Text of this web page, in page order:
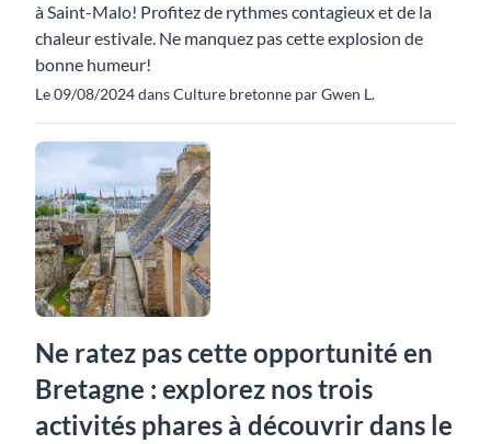
à Saint-Malo! Profitez de rythmes contagieux et de la
chaleur estivale. Ne manquez pas cette explosion de
bonne humeur!
Le 09/08/2024 dans Culture bretonne par Gwen L.
Ne ratez pas cette opportunité en
Bretagne : explorez nos trois
activités phares à découvrir dans le